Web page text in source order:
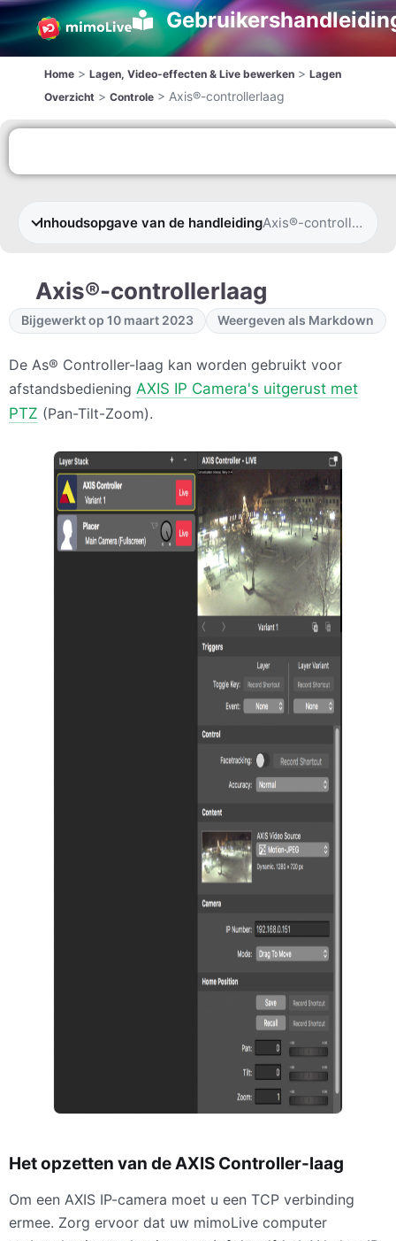
Home > Lagen, Video-effecten & Live bewerken > Lagen
Overzicht > Controle > Axis®-controllerlaag
Inhoudsopgave van de handleidingAxis®-controllerlaag
Axis®-controllerlaag
Bijgewerkt op 10 maart 2023 Weergeven als Markdown
De As® Controller-laag kan worden gebruikt voor
afstandsbediening AXIS IP Camera's uitgerust met
PTZ (Pan-Tilt-Zoom).
Het opzetten van deAXIS Controller-laag
Om een AXIS IP-camera moet u een TCP verbinding
ermee. Zorg ervoor dat uw mimoLive computer